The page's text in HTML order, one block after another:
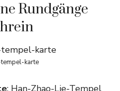
Rundgänge
karte
: Han-Zhao-Lie-Tempel